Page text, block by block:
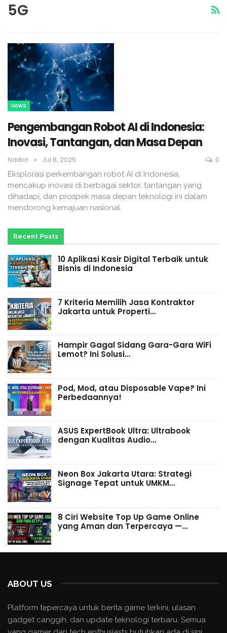
5G
NEWS
Pengembangan Robot AI di Indonesia:
Inovasi, Tantangan, dan Masa Depan
Naxtor Jul 8, 2025 0
Eksplorasi perkembangan robot AI di Indonesia,
mencakup inovasi di berbagai sektor, tantangan yang
dihadapi, dan prospek masa depan teknologi ini dalam
mendorong kemajuan nasional.
Recent Posts
10 Aplikasi Kasir Digital Terbaik untuk
Bisnis di Indonesia
7 Kriteria Memilih Jasa Kontraktor
Jakarta untuk Properti…
Hampir Gagal Sidang Gara-Gara WiFi
Lemot? Ini Solusi…
Pod, Mod, atau Disposable Vape? Ini
Perbedaannya!
ASUS ExpertBook Ultra: Ultrabook
dengan Kualitas Audio…
Neon Box Jakarta Utara: Strategi
Signage Tepat untuk UMKM…
8 Ciri Website Top Up Game Online
yang Aman dan Terpercaya —…
ABOUT US
Platform tepercaya untuk berita game terkini, ulasan
gadget canggih, dan update teknologi terbaru. Semua